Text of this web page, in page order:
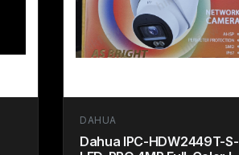
DAHUA
Dahua IPC-HDW2449T-S-